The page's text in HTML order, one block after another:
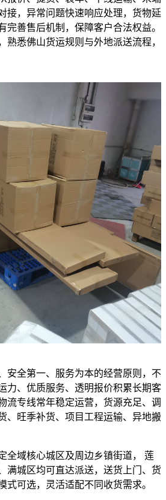
接，异常问题快速响应处理，货物延
完善售后机制，保障客户合法权益。
熟悉佛山货运规则与外地派送流程，
安全第一、服务为本的经营原则，不
力、优质服务、透明报价积累长期客
流专线常年稳定运营，货源充足、调
、旺季补货、项目工程运输、异地搬
全域核心城区及周边乡镇街道， 莲
满城区均可直达派送，送货上门、货
式可选，灵活适配不同收货需求。